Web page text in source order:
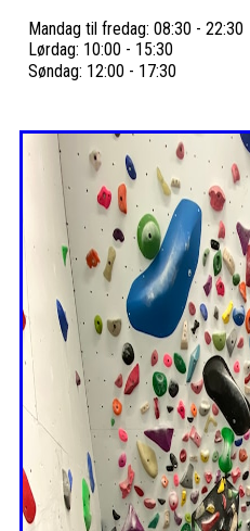
Mandag til fredag: 08:30 - 22:30
Lørdag: 10:00 - 15:30
Søndag: 12:00 - 17:30